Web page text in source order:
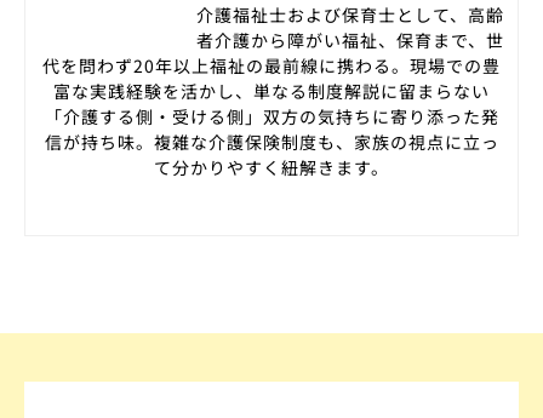
介護福祉士および保育士として、高齢
者介護から障がい福祉、保育まで、世
代を問わず20年以上福祉の最前線に携わる。現場での豊
富な実践経験を活かし、単なる制度解説に留まらない
「介護する側・受ける側」双方の気持ちに寄り添った発
信が持ち味。複雑な介護保険制度も、家族の視点に立っ
て分かりやすく紐解きます。